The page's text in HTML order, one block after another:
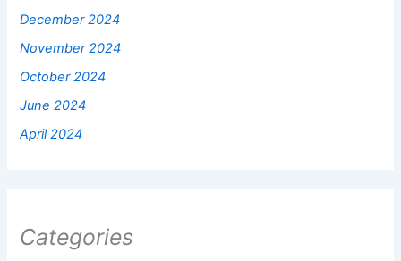
December 2024
November 2024
October 2024
June 2024
April 2024
Categories